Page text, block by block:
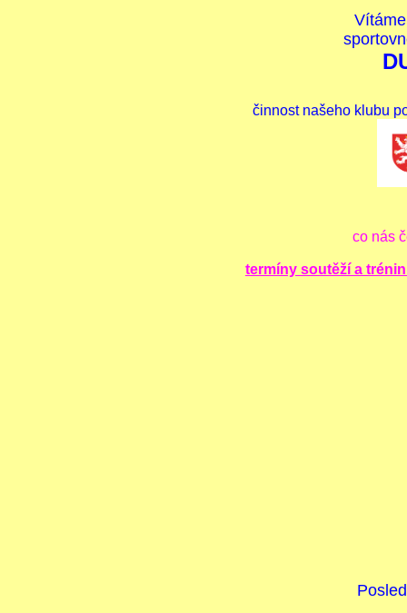
činnost našeho klubu
co nás
termíny soutěží a